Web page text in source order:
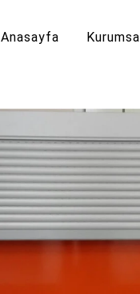
Anasayfa Kurumsal